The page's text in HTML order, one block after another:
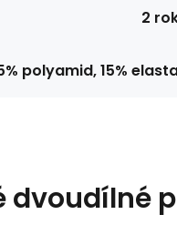
2
polyamid, 15%
dvoudílné